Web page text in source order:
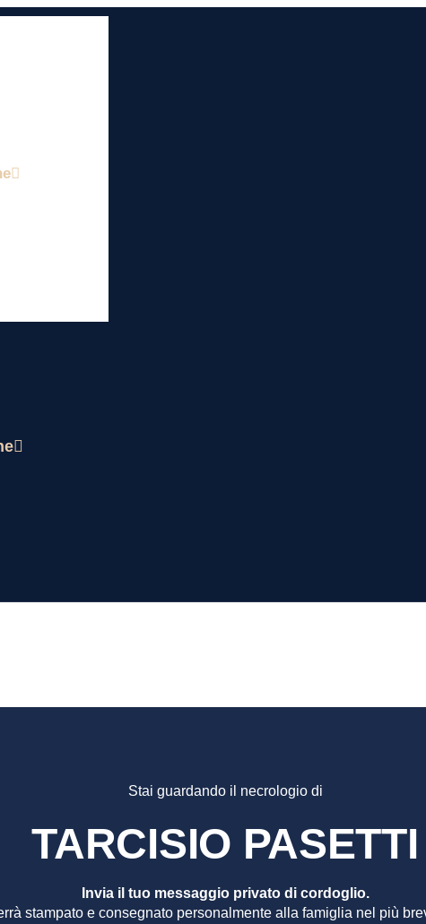
Stai guardando il necrologio di
TARCISIO PASETTI
Invia il tuo messaggio privato di cordoglio.
stampato e consegnato personalmente alla famiglia nel più